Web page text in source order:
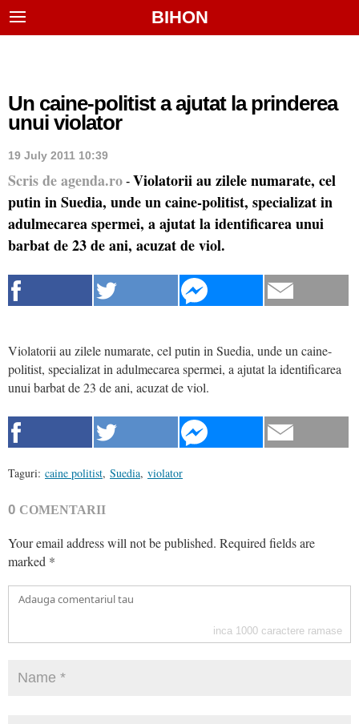
BIHON
Un caine-politist a ajutat la prinderea
unui violator
19 July 2011 10:39
Scris de agenda.ro - Violatorii au zilele numarate, cel
putin in Suedia, unde un caine-politist, specializat in
adulmecarea spermei, a ajutat la identificarea unui
barbat de 23 de ani, acuzat de viol.
Violatorii au zilele numarate, cel putin in Suedia, unde un caine-
politist, specializat in adulmecarea spermei, a ajutat la identificarea
unui barbat de 23 de ani, acuzat de viol.
Taguri: caine politist, Suedia, violator
0 COMENTARII
Your email address will not be published. Required fields are
marked *
inca 1000 caractere ramase